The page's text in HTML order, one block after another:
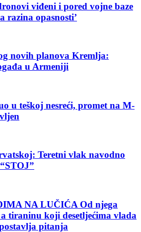
viđeni i pored vojne baze
razina opasnosti’
novih planova Kremlja:
u Armeniji
u teškoj nesreći, promet na M-
Teretni vlak navodno
NA LUČIĆA Od njega
tiraninu koji desetljećima vlada
pitanja